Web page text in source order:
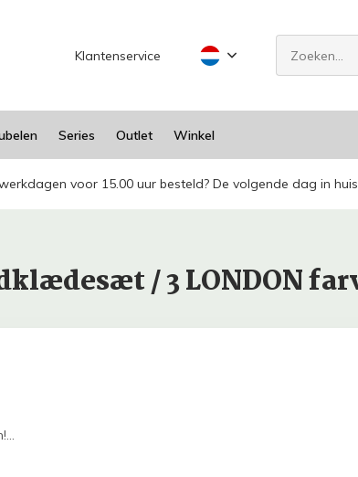
Klantenservice
Series Outlet Winkel
voor 15.00 uur besteld? De volgende dag in
/ 3 LONDON